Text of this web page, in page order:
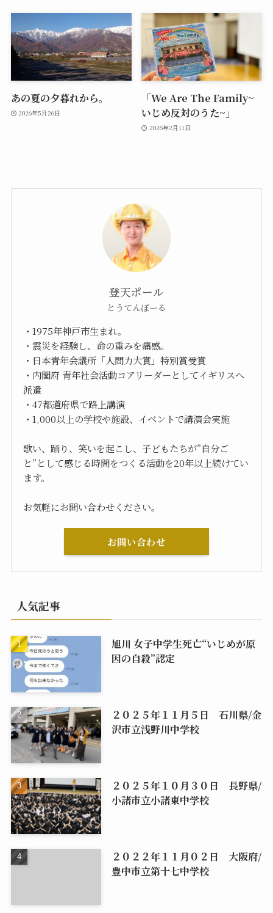
あの夏の夕暮れから。
2026年5月26日
「We Are The Family~
いじめ反対のうた~」
2026年2月11日
登天ポール
とうてんぽーる
・1975年神戸市生まれ。
・震災を経験し、命の重みを痛感。
・日本青年会議所「人間力大賞」特別賞受賞
・内閣府 青年社会活動コアリーダーとしてイギリスへ
派遣
・47都道府県で路上講演
・1,000以上の学校や施設、イベントで講演会実施
歌い、踊り、笑いを起こし、子どもたちが”自分ご
と”として感じる時間をつくる活動を20年以上続けてい
ます。
お気軽にお問い合わせください。
お問い合わせ
人気記事
旭川 女子中学生死亡“いじめが原
因の自殺”認定
２０２５年１１月５日 石川県/金
沢市立浅野川中学校
２０２５年１０月３０日 長野県/
小諸市立小諸東中学校
２０２２年１１月０２日 大阪府/
豊中市立第十七中学校